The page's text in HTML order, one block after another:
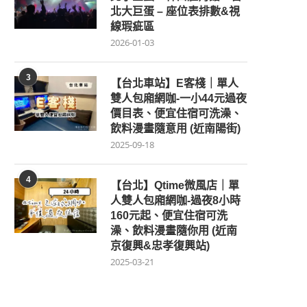
北大巨蛋 – 座位表排數&視
線瑕疵區
2026-01-03
3
【台北車站】E客棧｜單人
雙人包廂網咖-一小44元過夜
價目表、便宜住宿可洗澡、
飲料漫畫隨意用 (近南陽街)
2025-09-18
4
【台北】Qtime微風店｜單
人雙人包廂網咖-過夜8小時
160元起、便宜住宿可洗
澡、飲料漫畫隨你用 (近南
京復興&忠孝復興站)
2025-03-21